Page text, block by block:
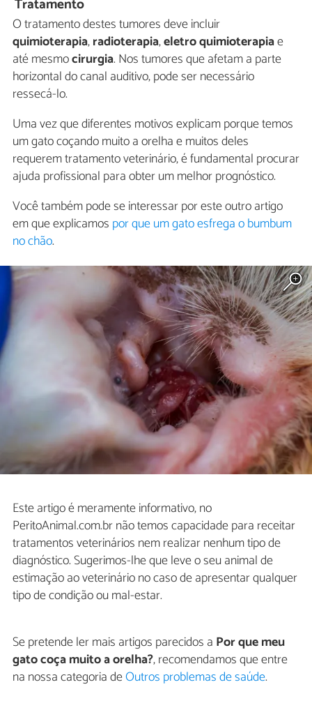
Tratamento
O tratamento destes tumores deve incluir
quimioterapia,radioterapia,eletro quimioterapiae
até mesmocirurgia. Nos tumores que afetam a parte
horizontal do canal auditivo, pode ser necessário
ressecá-lo.
Uma vez que diferentes motivos explicam porque temos
um gato coçando muito a orelha e muitos deles
requerem tratamento veterinário, é fundamental procurar
ajuda profissional para obter um melhor prognóstico.
Você também pode se interessar por este outro artigo
em que explicamos por que um gato esfrega o bumbum
no chão.
Este artigo é meramente informativo, no
PeritoAnimal.com.br não temos capacidade para receitar
tratamentos veterinários nem realizar nenhum tipo de
diagnóstico. Sugerimos-lhe que leve o seu animal de
estimação ao veterinário no caso de apresentar qualquer
tipo de condição ou mal-estar.
Se pretende ler mais artigos parecidos a Por que meu
gato coça muito a orelha?, recomendamos que entre
na nossa categoria deOutros problemas de saúde.